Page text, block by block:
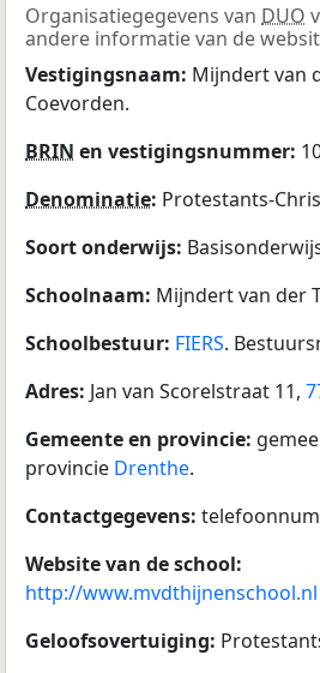
Organisatiegegevens van DUO
andere informatie van de
Vestigingsnaam: Mijndert van
Coevorden.
BRIN en vestigingsnummer:
Denominatie: Protestants-
Soort onderwijs:
Schoolnaam: Mijndert van der
Schoolbestuur: FIERS.
Adres: Jan van Scorelstraat 11,
Gemeente en provincie:
provincie Drenthe.
Contactgegevens:
Website van de school:
http://www.mvdthijnenschool.nl
Geloofsovertuiging: